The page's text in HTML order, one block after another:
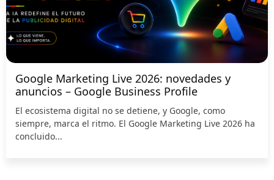
Google Marketing Live 2026: novedades y
anuncios – Google Business Profile
El ecosistema digital no se detiene, y Google, como
siempre, marca el ritmo. El Google Marketing Live 2026 ha
concluido...